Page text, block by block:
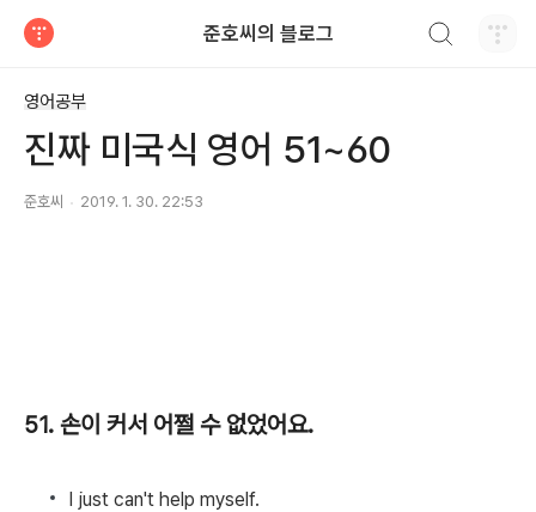
준호씨의 블로그
영어공부
진짜 미국식 영어 51~60
준호씨 2019. 1. 30. 22:53
51. 손이 커서 어쩔 수 없었어요.
I just can't help myself.